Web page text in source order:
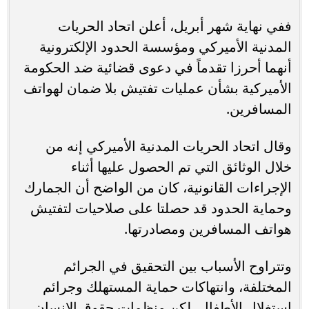
ففي نهاية شهر أبريل، أعلن اتحاد الحريات
المدنية الأميركي ومؤسسة الحدود الإلكترونية
أنهما أحرزا تقدماً في دعوى قضائية ضد الحكومة
الأميركية بشأن عمليات تفتيش بلا ضمان لهواتف
المسافرين.
وقال اتحاد الحريات المدنية الأميركي إنه من
خلال الوثائق التي تم الحصول عليها أثناء
الإجراءات القانونية، كان من الواضح أن الجمارك
وحماية الحدود قد حصلتا على صلاحيات لتفتيش
هواتف المسافرين ومصادرتها.
وتتراوح الأسباب بين التحقيق في الجرائم
المختلفة، وانتهاكات حماية المستهلك وجرائم